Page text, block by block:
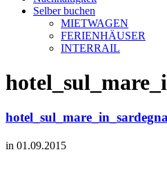
Selber buchen
MIETWAGEN
FERIENHÄUSER
INTERRAIL
in 01.09.2015